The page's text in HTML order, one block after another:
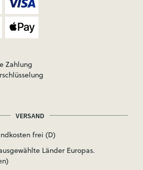
Zahlung
VERSAND
frei (D)
Länder Europas.